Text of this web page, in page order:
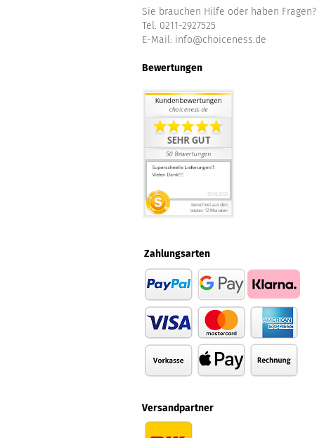
Sie brauchen Hilfe oder haben Fragen?
Tel. 0211-2927525
E-Mail: info@choiceness.de
Bewertungen
Zahlungsarten
Versandpartner